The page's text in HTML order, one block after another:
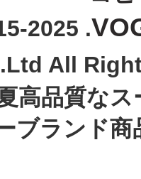
2025 .
All
高品質な
ブランド